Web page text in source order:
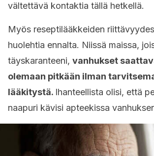
vältettävä kontaktia tällä hetkellä.
Myös reseptilääkkeiden
huolehtia ennalta. Niissä maissa,
täyskaranteeni, vanhukset
olemaan pitkään ilman
lääkitystä. Ihanteellista olisi, että
naapuri kävisi apteekissa